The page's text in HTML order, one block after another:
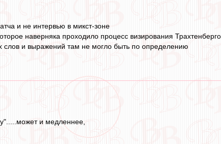
и не интервью в микст-зоне
наверняка проходило процесс визирования
слов и выражений там не могло быть по определению
и медленнее,